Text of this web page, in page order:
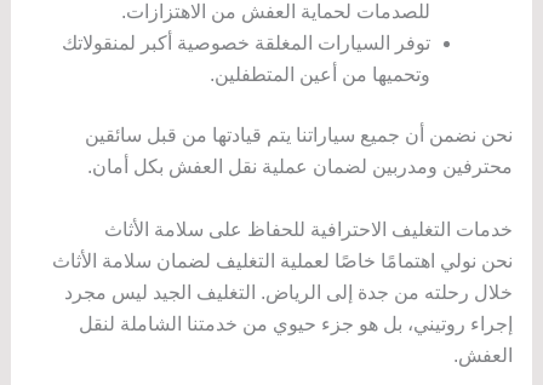
للصدمات لحماية العفش من الاهتزازات.
توفر السيارات المغلقة خصوصية أكبر لمنقولاتك
وتحميها من أعين المتطفلين.
نحن نضمن أن جميع سياراتنا يتم قيادتها من قبل سائقين
محترفين ومدربين لضمان عملية نقل العفش بكل أمان.
خدمات التغليف الاحترافية للحفاظ على سلامة الأثاث
نحن نولي اهتمامًا خاصًا لعملية التغليف لضمان سلامة الأثاث
خلال رحلته من جدة إلى الرياض. التغليف الجيد ليس مجرد
إجراء روتيني، بل هو جزء حيوي من خدمتنا الشاملة لنقل
العفش.